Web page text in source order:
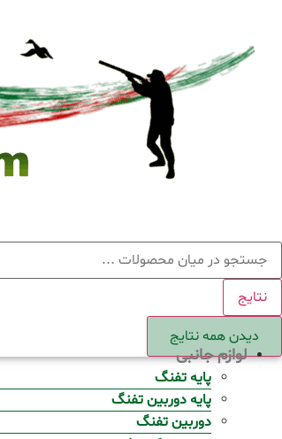
content
جستجو
.
نتایج
دیدن همه نتایج
لوازم جانبی
پایه تفنگ
پایه دوربین تفنگ
دوربین تفنگ